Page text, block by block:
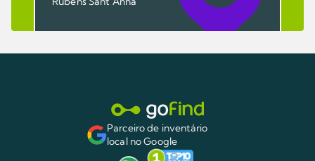
Parceiro de inventário
local no Google